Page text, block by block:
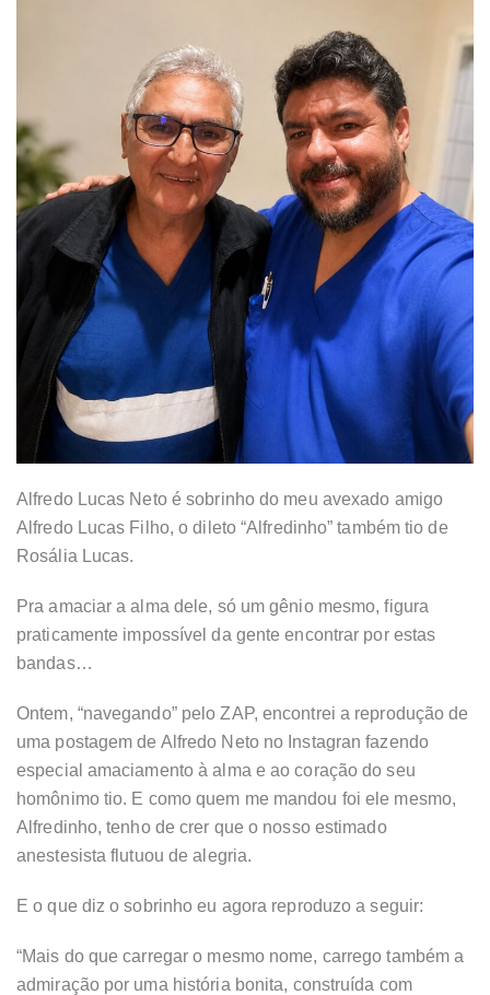
Alfredo Lucas Neto é sobrinho do meu avexado amigo
Alfredo Lucas Filho, o dileto “Alfredinho” também tio de
Rosália Lucas.
Pra amaciar a alma dele, só um gênio mesmo, figura
praticamente impossível da gente encontrar por estas
bandas…
Ontem, “navegando” pelo ZAP, encontrei a reprodução de
uma postagem de Alfredo Neto no Instagran fazendo
especial amaciamento à alma e ao coração do seu
homônimo tio. E como quem me mandou foi ele mesmo,
Alfredinho, tenho de crer que o nosso estimado
anestesista flutuou de alegria.
E o que diz o sobrinho eu agora reproduzo a seguir:
“Mais do que carregar o mesmo nome, carrego também a
admiração por uma história bonita, construída com